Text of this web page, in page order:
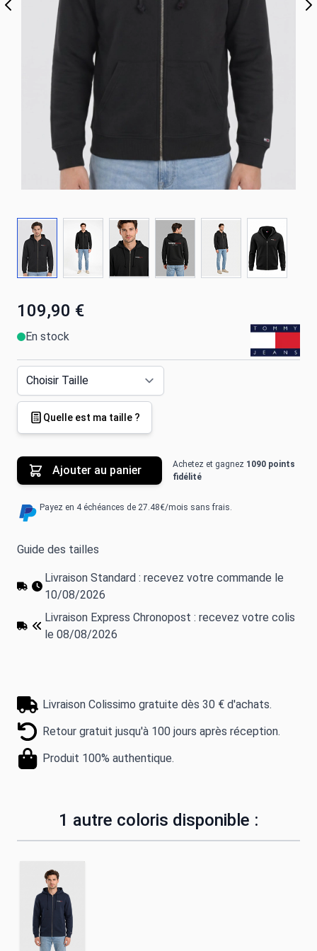
109,90 €
En stock
Quelle est ma taille ?
Ajouter au panier Achetez et gagnez 1090 points
fidélité
Payez en 4 échéances de 27.48€/mois sans frais.
Guide des tailles
Livraison Standard : recevez votre commande le
10/08/2026
Livraison Express Chronopost : recevez votre colis
le 08/08/2026
Livraison Colissimo gratuite dès 30 € d'achats.
Retour gratuit jusqu'à 100 jours après réception.
Produit 100% authentique.
1 autre coloris disponible :